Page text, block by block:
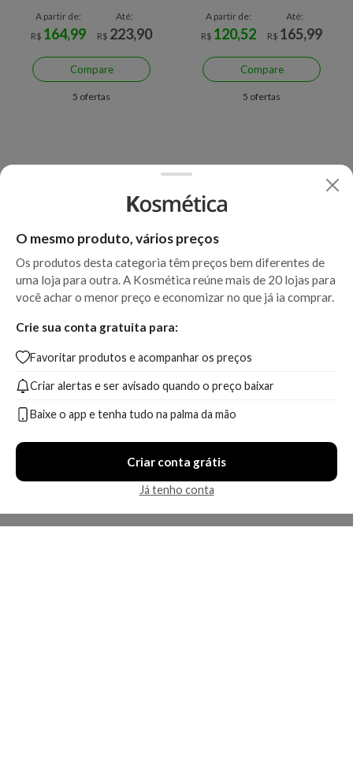
A partir de:
R$ 164,99
Até:
R$ 223,90
Compare
5 ofertas
A partir de:
R$ 120,52
Até:
R$ 165,99
Compare
5 ofertas
O mesmo produto, vários preços
Os produtos desta categoria têm preços bem diferentes de
uma loja para outra. A Kosmética reúne mais de 20 lojas para
você achar o menor preço e economizar no que já ia comprar.
Crie sua conta gratuita para:
Favoritar produtos e acompanhar os preços
Criar alertas e ser avisado quando o preço baixar
Baixe o app e tenha tudo na palma da mão
Criar conta grátis
Já tenho conta